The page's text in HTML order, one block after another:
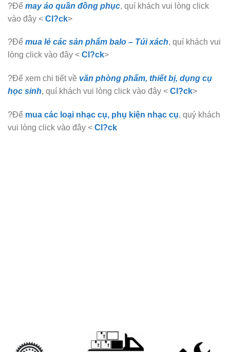
?Để may áo quần đồng phục, quí khách vui lòng click
vào đây < Cl?ck>
?Để mua lẻ các sản phẩm balo – Túi xách, quí khách vui
lòng click vào đây < Cl?ck>
?Để xem chi tiết về văn phòng phẩm, thiết bị, dụng cụ
học sinh, quí khách vui lòng click vào đây < Cl?ck>
?Để mua các loại nhạc cụ, phụ kiện nhạc cụ, quý khách
vui lòng click vào đây < Cl?ck